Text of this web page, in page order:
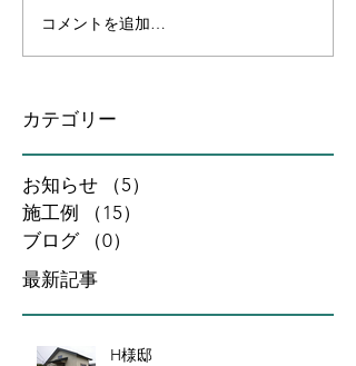
コメントを追加…
カテゴリー
お知らせ （5）
施工例
（15）
ブログ
（0）
最新記事
H様邸